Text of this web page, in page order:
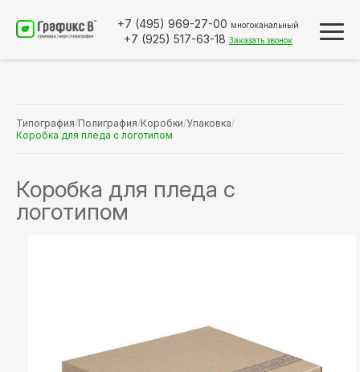
+7 (495) 969-27-00 многоканальный
+7 (925) 517-63-18 Заказать звонок
Типография/Полиграфия/Коробки/Упаковка/
Коробка для пледа с логотипом
Коробка для пледа с
логотипом